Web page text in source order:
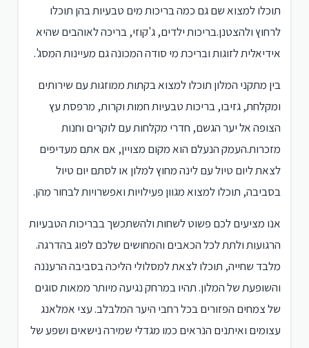
תוכלו למצוא שם גם כמה בריכות מים טבעיות בהן תוכלו
לרחוץ ולהצטנן.בריכות ילדים, ג'קוזי, בריכה לאוהבים שהיא
אידיאלית לזוגות ובריכת מי סודה המכונה גם מעיינות המסג'.
בין מתקני המלון תוכלו למצוא בקתות ממוזגות עם שירותים
ומקלחת, גזיבו, בריכות טבעיות חמות וקרות, מרפסת עץ
הצופה אל יער הגשם, חדרי מקלחות עם לוקרים וחנות
מזכרות.העמק הנעלם הוא מקום מצויין, אם אתם מעדיפים
לצאת ליום טיול עם לינה מחוץ למלון או לסתם יום טיול
בסביבה, תוכלו למצוא מגוון פעילויות ואפשרויות לבחור מהן.
אנו מציעים לכם פשוט לשחות ולהשתכשך בבריכות הטבעיות
הרגועות ולתת לכל הכאבים והמחושים שלכם לפוג בהדרגה.
מלבד שחייה, תוכלו לצאת למסלולי הליכה בסביבה הרעננה
והשופעת של המלון. תהיו במרחק נגיעה מיותר ממאות סוגים
של צמחים הפזורים בכל רחבי היער המלבלב. עצי אמלאנג
עצומים ואיתנים הנראים כמו מגדלי שמירה נישאים ושפע של